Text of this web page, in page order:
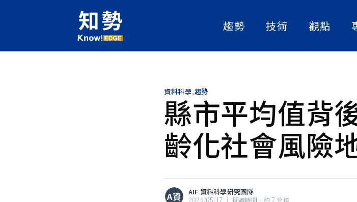
趨勢
人工智慧
技術
實作解析
觀點
人物
策略
大話
社畜
NExT
資料科學,趨勢
縣市平均值背
齡化社會風險
A資 AIF 資料科學研究團隊
2026/05/17 | 閱讀時間‧約 7 分鐘